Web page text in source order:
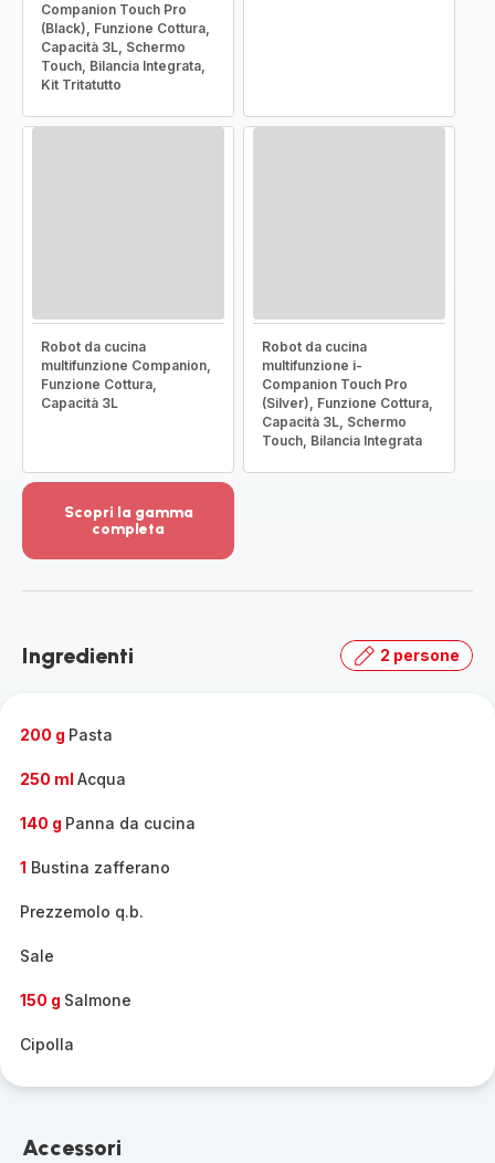
Companion Touch Pro
(Black), Funzione Cottura,
Capacità 3L, Schermo
Touch, Bilancia Integrata,
Kit Tritatutto
Robot da cucina
multifunzione Companion,
Funzione Cottura,
Capacità 3L
Robot da cucina
multifunzione i-
Companion Touch Pro
(Silver), Funzione Cottura,
Capacità 3L, Schermo
Touch, Bilancia Integrata
Scopri la gamma
completa
dettagli
la
Ingredienti 2 persone
200 g Pasta
250 ml Acqua
140 g Panna da cucina
1 Bustina zafferano
Prezzemolo q.b.
Sale
150 g Salmone
Cipolla
Accessori